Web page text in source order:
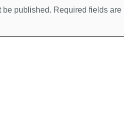
be published. Required fields are